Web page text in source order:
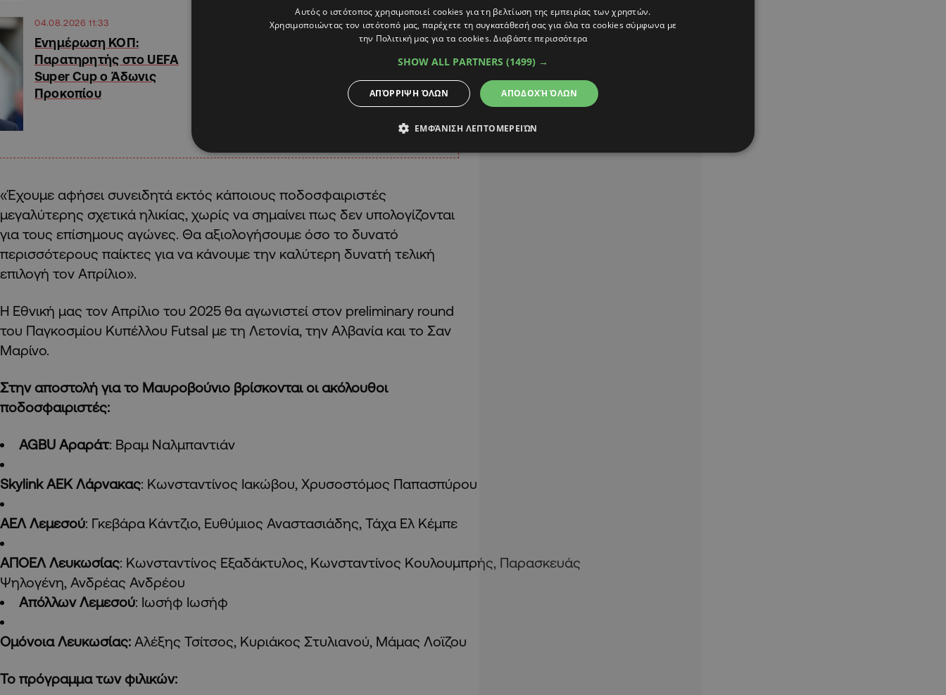
04.08.2026 11:33
Ενημέρωση ΚΟΠ:
Παρατηρητής στο UEFA
Super Cup ο Άδωνις
Προκοπίου
«Έχουμε αφήσει συνειδητά εκτός κάποιους ποδοσφαιριστές
μεγαλύτερης σχετικά ηλικίας, χωρίς να σημαίνει πως δεν υπολογίζονται
για τους επίσημους αγώνες. Θα αξιολογήσουμε όσο το δυνατό
περισσότερους παίκτες για να κάνουμε την καλύτερη δυνατή τελική
επιλογή τον Απρίλιο».
Η Εθνική μας τον Απρίλιο του 2025 θα αγωνιστεί στον preliminary round
του Παγκοσμίου Κυπέλλου Futsal με τη Λετονία, την Αλβανία και το Σαν
Μαρίνο.
Στην αποστολή για το Μαυροβούνιο βρίσκονται οι ακόλουθοι
ποδοσφαιριστές:
AGBU Αραράτ: Βραμ Ναλμπαντιάν
Skylink ΑΕΚ Λάρνακας: Κωνσταντίνος Ιακώβου, Χρυσοστόμος Παπασπύρου
ΑΕΛ Λεμεσού: Γκεβάρα Κάντζιο, Ευθύμιος Αναστασιάδης, Τάχα Ελ Κέμπε
ΑΠΟΕΛ Λευκωσίας: Κωνσταντίνος Εξαδάκτυλος, Κωνσταντίνος Κουλουμπρής, Παρασκευάς
Ψηλογένη, Ανδρέας Ανδρέου
Απόλλων Λεμεσού: Ιωσήφ Ιωσήφ
Ομόνοια Λευκωσίας: Αλέξης Τσίτσος, Κυριάκος Στυλιανού, Μάμας Λοϊζου
Το πρόγραμμα των φιλικών:
Αυτός ο ιστότοπος χρησιμοποιεί cookies για τη βελτίωση της εμπειρίας των χρηστών.
Χρησιμοποιώντας τον ιστότοπό μας, παρέχετε τη συγκατάθεσή σας για όλα τα cookies σύμφωνα με
την Πολιτική μας για τα cookies.Διαβάστε περισσότερα
SHOW ALL PARTNERS (1499) →
ΑΠΟΔΟΧΉ ΌΛΩΝ
ΑΠΌΡΡΙΨΗ ΌΛΩΝ
ΕΜΦΆΝΙΣΗ ΛΕΠΤΟΜΕΡΕΙΏΝ